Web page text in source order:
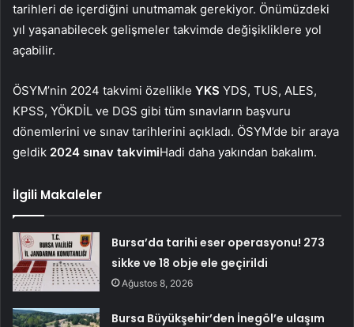
tarihleri ​​de içerdiğini unutmamak gerekiyor. Önümüzdeki
yıl yaşanabilecek gelişmeler takvimde değişikliklere yol
açabilir.
ÖSYM’nin 2024 takvimi özellikle YKS YDS, TUS, ALES,
KPSS, YÖKDİL ve DGS gibi tüm sınavların başvuru
dönemlerini ve sınav tarihlerini açıkladı. ÖSYM’de bir araya
geldik 2024 sınav takvimiHadi daha yakından bakalım.
İlgili Makaleler
Bursa’da tarihi eser operasyonu! 273
sikke ve 18 obje ele geçirildi
Ağustos 8, 2026
Bursa Büyükşehir’den İnegöl’e ulaşım